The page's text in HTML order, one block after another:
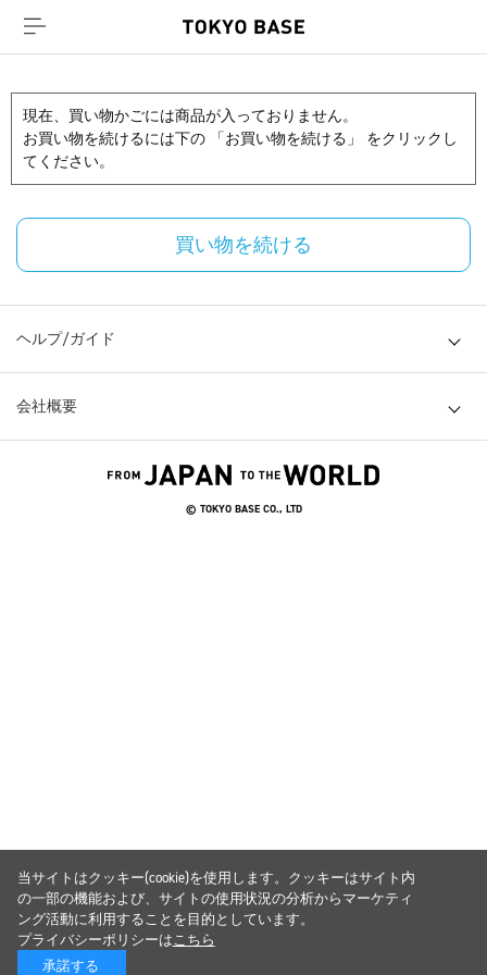
現在、買い物かごには商品が入っておりません。
お買い物を続けるには下の 「お買い物を続ける」 をクリックし
てください。
買い物を続ける
ヘルプ/ガイド
会社概要
© TOKYO BASE CO., LTD
当サイトはクッキー(cookie)を使用します。クッキーはサイト内
の一部の機能および、サイトの使用状況の分析からマーケティ
ング活動に利用することを目的としています。
プライバシーポリシーはこちら
承諾する